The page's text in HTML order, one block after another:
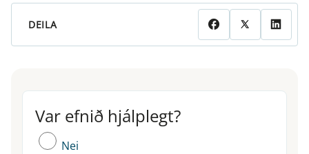
DEILA
Var efnið hjálplegt?
Var efnið hjálplegt?
Nei